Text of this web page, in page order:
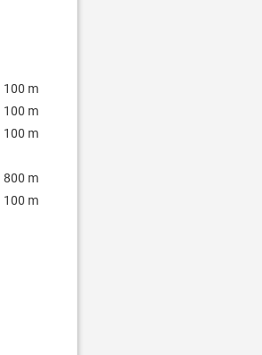
100 m
100 m
100 m
800 m
100 m